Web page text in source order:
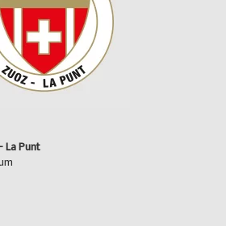
La Punt